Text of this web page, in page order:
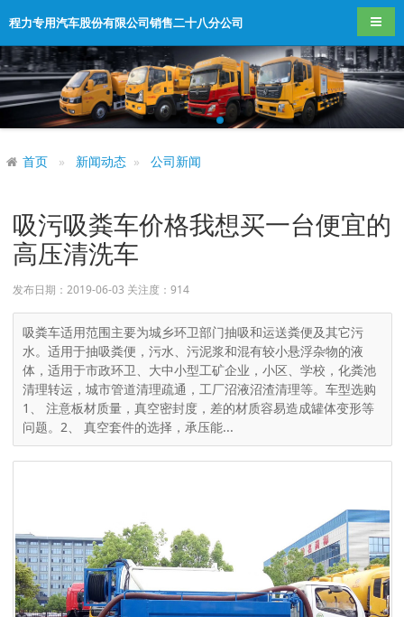
程力专用汽车股份有限公司销售二十八分公司 导航
首页 新闻动态 公司新闻
吸污吸粪车价格我想买一台便宜的
高压清洗车
发布日期：2019-06-03 关注度： 914
吸粪车适用范围主要为城乡环卫部门抽吸和运送粪便及其它污
水。适用于抽吸粪便，污水、污泥浆和混有较小悬浮杂物的液
体，适用于市政环卫、大中小型工矿企业，小区、学校，化粪池
清理转运，城市管道清理疏通，工厂沼液沼渣清理等。车型选购
1、 注意板材质量，真空密封度，差的材质容易造成罐体变形等
问题。2、 真空套件的选择，承压能...